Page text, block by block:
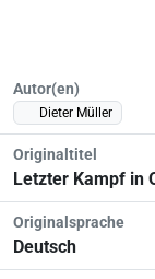
Autor(en)
Dieter Müller
Originaltitel
Letzter Kampf in
Originalsprache
Deutsch